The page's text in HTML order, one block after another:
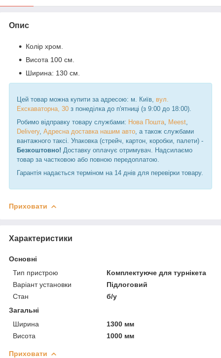
Опис
Колір хром.
Висота 100 см.
Ширина: 130 см.
Цей товар можна купити за адресою: м. Київ, вул.
Екскаваторна, 30 з понеділка до п'ятниці (з 9:00 до 18:00).
Робимо відправку товару службами: Нова Пошта Meest
Delivery, Адресна доставка нашим авто , а також службами
вантажного таксі. Упаковка (стрейч, картон, коробки, палети) -
Безкоштовно! Доставку оплачує отримувач. Надсилаємо
товар за частковою або повною передоплатою.
Гарантія надається терміном на 14 днів для перевірки товару.
Приховати
Характеристики
Основні
Тип пристрою
Комплектуюче для турнікета
Варіант установки
Підлоговий
Стан
б/у
Загальні
Ширина
1300 мм
Висота
1000 мм
Приховати